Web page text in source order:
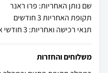
שם נותן האחריות: פרו ראנר
תקופת האחריות 3 חודשים
תנאי רכישה ואחריות: 3 חודשי אחריות על פגם ייצור
משלוחים והחזרות